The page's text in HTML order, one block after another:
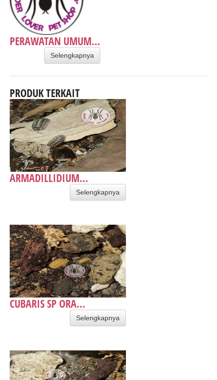
PERAWATAN UMUM...
Selengkapnya
PRODUK TERKAIT
ARMADILLIDIUM...
Selengkapnya
CUBARIS SP ORA...
Selengkapnya